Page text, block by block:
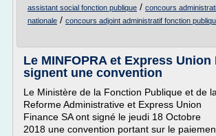
assistant social fonction publique / concours
nationale / concours adjoint administratif fonction
Le MINFOPRA et Express Union
signent une convention
Le Ministère de la Fonction Publique et de la
Reforme Administrative et Express Union
Finance SA ont signé le jeudi 18 Octobre
2018 une convention portant sur le